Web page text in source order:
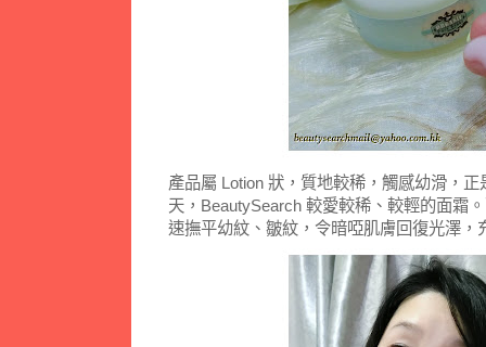
產品屬 Lotion 狀，質地較稀，觸感幼滑，
天，BeautySearch 較愛較稀、較輕的面霜
速撫平幼紋、皺紋，令暗啞肌膚回復光澤，